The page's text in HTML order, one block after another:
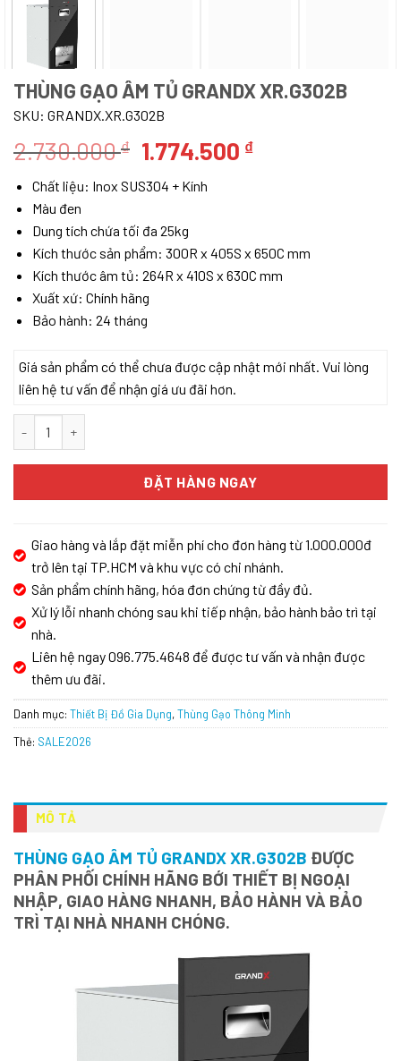
THÙNG GẠO ÂM TỦ GRANDX XR.G302B
SKU: GRANDX.XR.G302B
2.730.000₫ Giá
là:
2.730.000 ₫.
1.774.500 ₫Giá
1.774.500 ₫.
Chất liệu: Inox SUS304 + Kính
Màu đen
Dung tích chứa tối đa 25kg
Kích thước sản phẩm: 300R x 405S x 650C mm
Kích thước âm tủ: 264R x 410S x 630C mm
Xuất xứ: Chính hãng
Bảo hành: 24 tháng
Giá sản phẩm có thể chưa được cập nhật mới nhất. Vui lòng
liên hệ tư vấn để nhận giá ưu đãi hơn.
ĐẶT HÀNG NGAY
Giao hàng và lắp đặt miễn phí cho đơn hàng từ 1.000.000đ
trở lên tại TP.HCM và khu vực có chi nhánh.
Sản phẩm chính hãng, hóa đơn chứng từ đầy đủ.
Xử lý lỗi nhanh chóng sau khi tiếp nhận, bảo hành bảo trì tại
nhà.
Liên hệ ngay 096.775.4648 để được tư vấn và nhận được
thêm ưu đãi.
Danh mục: Thiết Bị Đồ Gia Dụng,Thùng Gạo Thông Minh
Thẻ: SALE2026
MÔ TẢ
THÙNG GẠO ÂM TỦ GRANDX XR.G302B ĐƯỢC
PHÂN PHỐI CHÍNH HÃNG BỚI THIẾT BỊ NGOẠI
NHẬP, GIAO HÀNG NHANH, BẢO HÀNH VÀ BẢO
TRÌ TẠI NHÀ NHANH CHÓNG.